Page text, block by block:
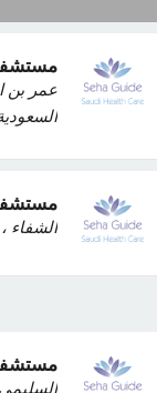
الشفاء ، السليل 18211 ،
السليمي 57449، المملكة العربية السعودية